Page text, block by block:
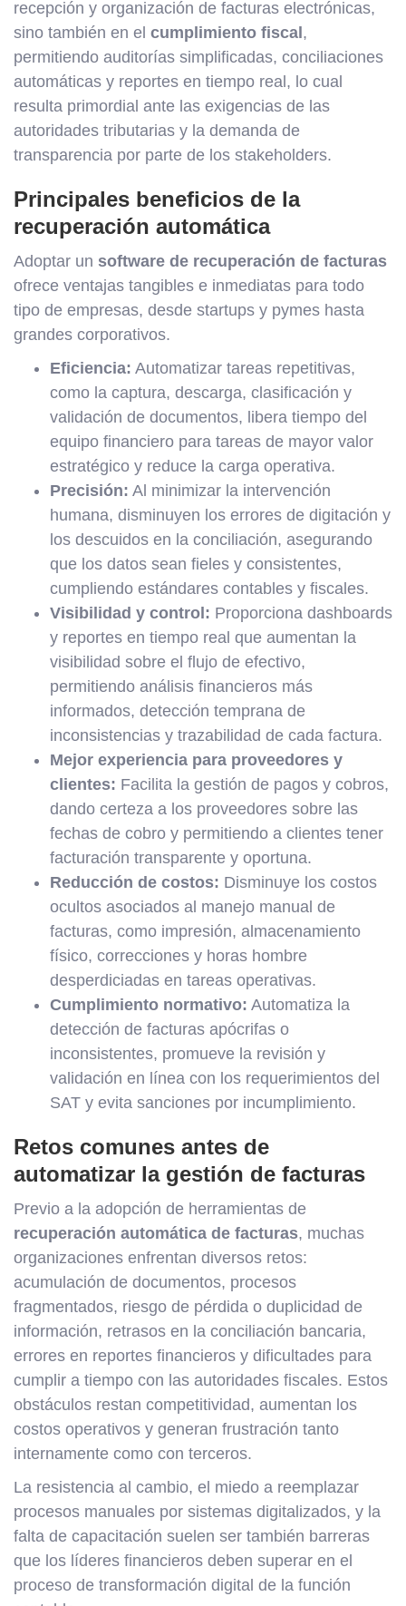
recepción y organización de facturas electrónicas,
sino también en el cumplimiento fiscal ,
permitiendo auditorías simplificadas, conciliaciones
automáticas y reportes en tiempo real, lo cual
resulta primordial ante las exigencias de las
autoridades tributarias y la demanda de
transparencia por parte de los stakeholders.
Principales beneficios de la
recuperación automática
Adoptar un software de recuperación de facturas
ofrece ventajas tangibles e inmediatas para todo
tipo de empresas, desde startups y pymes hasta
grandes corporativos.
Eficiencia: Automatizar tareas repetitivas,
como la captura, descarga, clasificación y
validación de documentos, libera tiempo del
equipo financiero para tareas de mayor valor
estratégico y reduce la carga operativa.
Precisión: Al minimizar la intervención
humana, disminuyen los errores de digitación y
los descuidos en la conciliación, asegurando
que los datos sean fieles y consistentes,
cumpliendo estándares contables y fiscales.
Visibilidad y control: Proporciona dashboards
y reportes en tiempo real que aumentan la
visibilidad sobre el flujo de efectivo,
permitiendo análisis financieros más
informados, detección temprana de
inconsistencias y trazabilidad de cada factura.
Mejor experiencia para proveedores y
clientes: Facilita la gestión de pagos y cobros,
dando certeza a los proveedores sobre las
fechas de cobro y permitiendo a clientes tener
facturación transparente y oportuna.
Reducción de costos: Disminuye los costos
ocultos asociados al manejo manual de
facturas, como impresión, almacenamiento
físico, correcciones y horas hombre
desperdiciadas en tareas operativas.
Cumplimiento normativo: Automatiza la
detección de facturas apócrifas o
inconsistentes, promueve la revisión y
validación en línea con los requerimientos del
SAT y evita sanciones por incumplimiento.
Retos comunes antes de
automatizar la gestión de facturas
Previo a la adopción de herramientas de
recuperación automática de facturas, muchas
organizaciones enfrentan diversos retos:
acumulación de documentos, procesos
fragmentados, riesgo de pérdida o duplicidad de
información, retrasos en la conciliación bancaria,
errores en reportes financieros y dificultades para
cumplir a tiempo con las autoridades fiscales. Estos
obstáculos restan competitividad, aumentan los
costos operativos y generan frustración tanto
internamente como con terceros.
La resistencia al cambio, el miedo a reemplazar
procesos manuales por sistemas digitalizados, y la
falta de capacitación suelen ser también barreras
que los líderes financieros deben superar en el
proceso de transformación digital de la función